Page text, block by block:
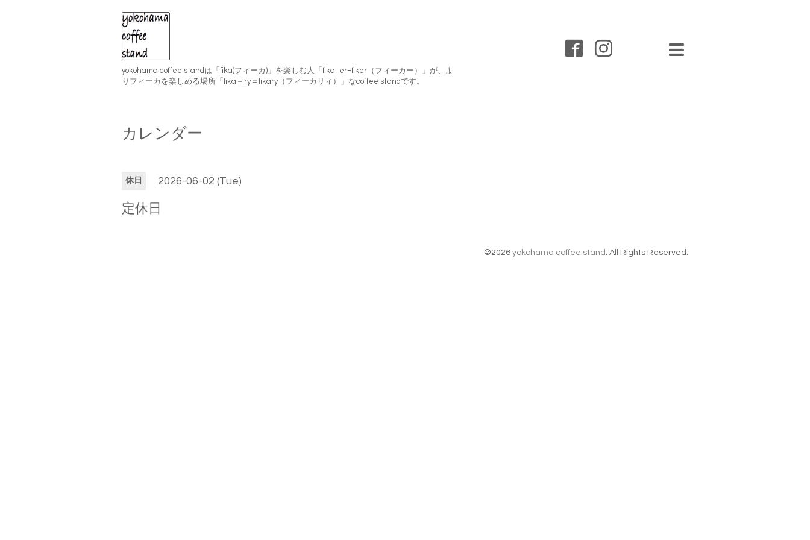
yokohama coffee standは「fika(フィーカ)」を楽しむ人「fika+er=fiker（フィーカー）」が、よ
りフィーカを楽しめる場所「fika＋ry＝fikary（フィーカリィ）」なcoffee standです。
カレンダー
休日 2026-06-02 (Tue)
定休日
©2026 yokohama coffee stand . All Rights Reserved.